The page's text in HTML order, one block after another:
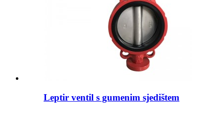
Leptir ventil s gumenim sjedištem